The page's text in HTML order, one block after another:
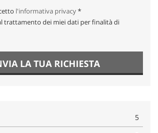
l'informativa privacy*
trattamento dei miei dati per finalità di
LA TUA RICHIESTA
5